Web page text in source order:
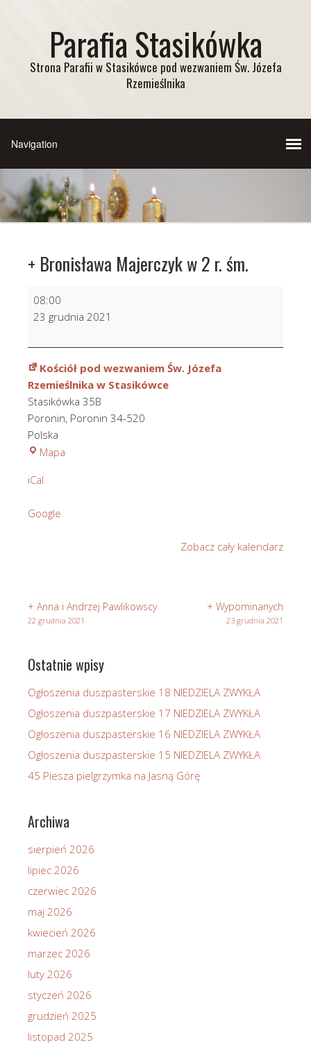
Parafia Stasikówka
Strona Parafii w Stasikówce pod wezwaniem Św. Józefa
Rzemieślnika
+ Bronisława Majerczyk w 2 r. śm.
Bronisława
Majerczyk
2
śm.
08:00
23 grudnia 2021
Kościół pod wezwaniem Św. Józefa
Rzemieślnika w Stasikówce
Stasikówka 35B
Poronin, Poronin 34-520
Polska
Mapa
iCal
Google
Zobacz cały kalendarz
+ Anna i Andrzej Pawlikowscy
22 grudnia 2021
+ Wypominanych
23 grudnia 2021
Ostatnie wpisy
Ogłoszenia duszpasterskie 18 NIEDZIELA ZWYKŁA
Ogłoszenia duszpasterskie 17 NIEDZIELA ZWYKŁA
Ogłoszenia duszpasterskie 16 NIEDZIELA ZWYKŁA
Ogłoszenia duszpasterskie 15 NIEDZIELA ZWYKŁA
45 Piesza pielgrzymka na Jasną Górę
Archiwa
sierpień 2026
lipiec 2026
czerwiec 2026
maj 2026
kwiecień 2026
marzec 2026
luty 2026
styczeń 2026
grudzień 2025
listopad 2025